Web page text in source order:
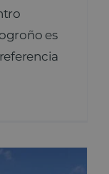
es